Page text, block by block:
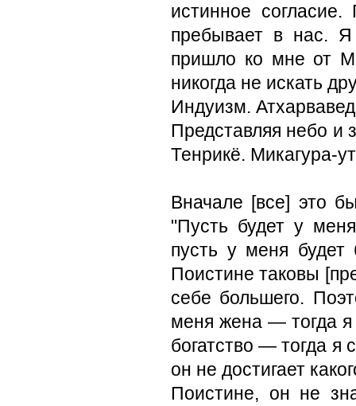
истинное
пребывает в нас. Я
пришло ко мне от
никогда не искать
Индуизм.
Представляя небо и
Тенрикё. Микагура-
Вначале [все] это
"Пусть будет у
пусть у меня будет
Поистине таковы
себе большего.
меня жена — тогда я
богатство — тогда я
он не достигает
Поистине, он не